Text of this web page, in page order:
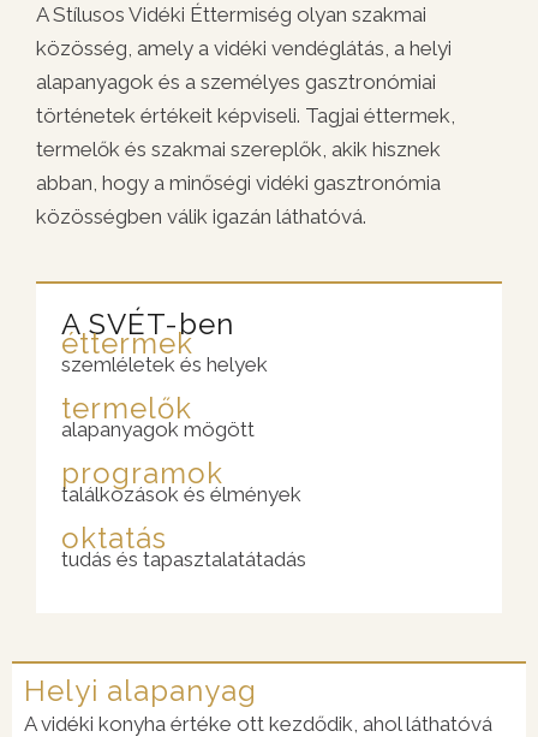
A Stílusos Vidéki Éttermiség olyan szakmai
közösség, amely a vidéki vendéglátás, a helyi
alapanyagok és a személyes gasztronómiai
történetek értékeit képviseli. Tagjai éttermek,
termelők és szakmai szereplők, akik hisznek
abban, hogy a minőségi vidéki gasztronómia
közösségben válik igazán láthatóvá.
A SVÉT-ben
éttermek
szemléletek és helyek
termelők
alapanyagok mögött
programok
találkozások és élmények
oktatás
tudás és tapasztalatátadás
Helyi alapanyag
A vidéki konyha értéke ott kezdődik, ahol láthatóvá